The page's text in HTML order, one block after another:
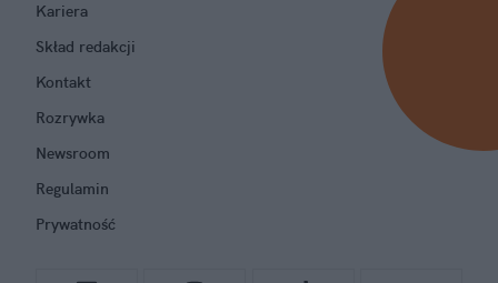
Kariera
Skład redakcji
Kontakt
Rozrywka
Newsroom
Regulamin
Prywatność